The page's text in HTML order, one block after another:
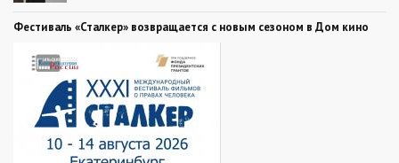
Фестиваль «Сталкер» возвращается с новым сезоном в Дом кино